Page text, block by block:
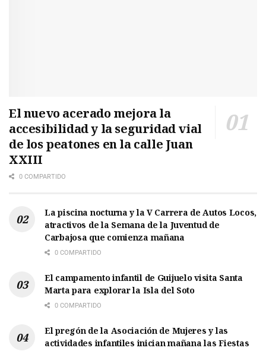
El nuevo acerado mejora la
accesibilidad y la seguridad vial
de los peatones en la calle Juan
XXIII
0 COMPARTIDO
La piscina nocturna y la V Carrera de Autos Locos,
atractivos de la Semana de la Juventud de
Carbajosa que comienza mañana
0 COMPARTIDO
El campamento infantil de Guijuelo visita Santa
Marta para explorar la Isla del Soto
0 COMPARTIDO
El pregón de la Asociación de Mujeres y las
actividades infantiles inician mañana las Fiestas